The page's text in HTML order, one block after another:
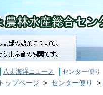
八丈海洋ニュース センター便り
トップページ > センター便り >